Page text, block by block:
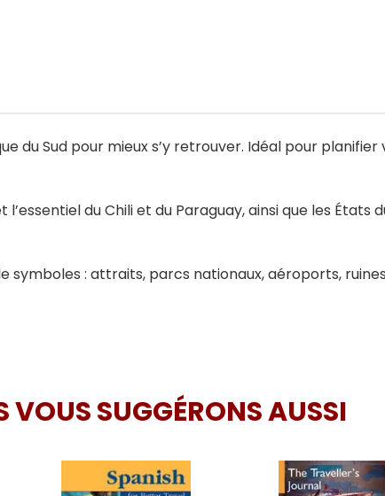
du Sud pour mieux s’y retrouver. Idéal pour
du Chili et du Paraguay, ainsi que les États
symboles : attraits, parcs nationaux, aéroports,
VOUS SUGGÉRONS AUSSI